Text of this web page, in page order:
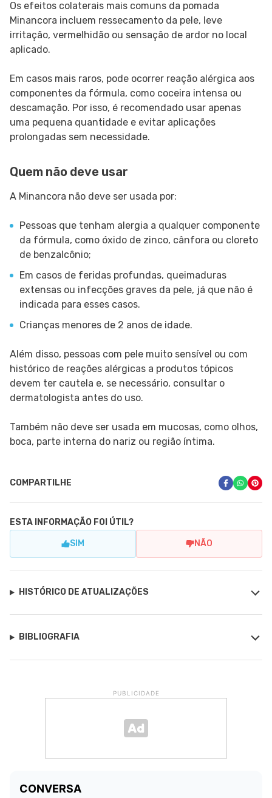
Os efeitos colaterais mais comuns da pomada
Minancora incluem ressecamento da pele, leve
irritação, vermelhidão ou sensação de ardor no local
aplicado.
Em casos mais raros, pode ocorrer reação alérgica aos
componentes da fórmula, como coceira intensa ou
descamação. Por isso, é recomendado usar apenas
uma pequena quantidade e evitar aplicações
prolongadas sem necessidade.
Quem não deve usar
A Minancora não deve ser usada por:
Pessoas que tenham alergia a qualquer componente
da fórmula, como óxido de zinco, cânfora ou cloreto
de benzalcônio;
Em casos de feridas profundas, queimaduras
extensas ou infecções graves da pele, já que não é
indicada para esses casos.
Crianças menores de 2 anos de idade.
Além disso, pessoas com pele muito sensível ou com
histórico de reações alérgicas a produtos tópicos
devem ter cautela e, se necessário, consultar o
dermatologista antes do uso.
Também não deve ser usada em mucosas, como olhos,
boca, parte interna do nariz ou região íntima.
COMPARTILHE
ESTA INFORMAÇÃO FOI ÚTIL?
SIM NÃO
HISTÓRICO DE ATUALIZAÇÕES
BIBLIOGRAFIA
PUBLICIDADE